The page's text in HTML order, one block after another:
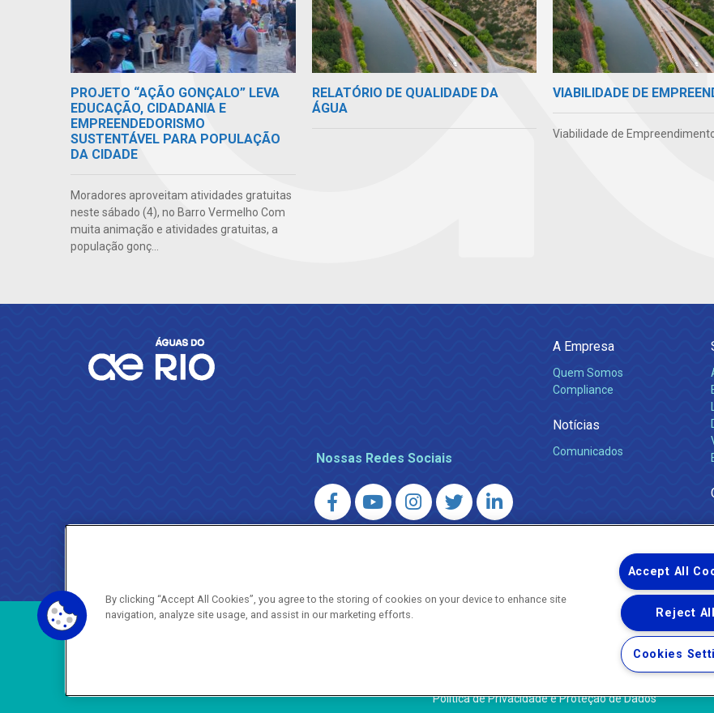
PROJETO “AÇÃO GONÇALO” LEVA
EDUCAÇÃO, CIDADANIA E
EMPREENDEDORISMO
SUSTENTÁVEL PARA POPULAÇÃO
DA CIDADE
Moradores aproveitam atividades gratuitas
neste sábado (4), no Barro Vermelho Com
muita animação e atividades gratuitas, a
população gonç...
RELATÓRIO DE QUALIDADE DA
ÁGUA
VIABILIDADE DE
Viabilidade de
Nossas Redes Sociais
A Empresa
Quem Somos
Compliance
Notícias
Comunicados
AGENERSA – Agência Reguladora de Energia e Saneamento do Estado do
Copyright ® 2026 - Todos os Direitos Reservados.
Política de Privacidade e Proteção de Dados
By clicking “Accept All Cookies”, you agree to the storing of cookies on your device to enhance site
navigation, analyze site usage, and assist in our marketing efforts.
Accept All
Reject All
Cookies